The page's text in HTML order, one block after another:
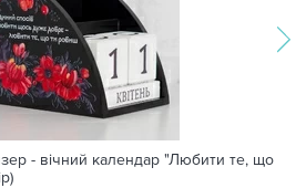
- вічний календар "Любити те, що